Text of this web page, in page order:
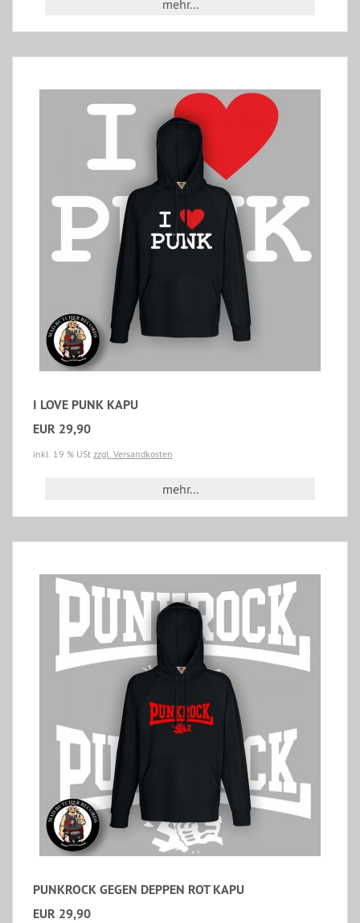
mehr...
I LOVE PUNK KAPU
EUR 29,90
inkl. 19 % USt zzgl. Versandkosten
mehr...
PUNKROCK GEGEN DEPPEN ROT KAPU
EUR 29,90